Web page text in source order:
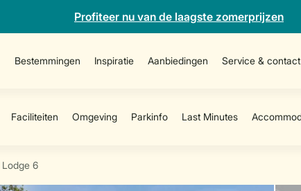
Profiteer nu van de laagste zomerprijzen
Bestemmingen Inspiratie Aanbiedingen Service & contact
Lodge 6